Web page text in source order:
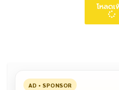
โหลด
AD • SPONSOR